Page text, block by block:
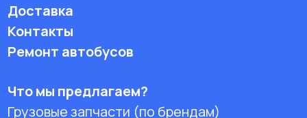
Доставка
Контакты
Ремонт автобусов
Что мы предлагаем?
Грузовые запчасти (по брендам)